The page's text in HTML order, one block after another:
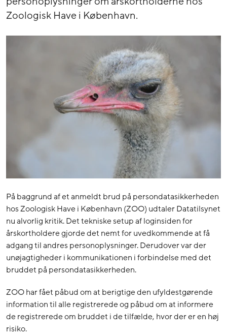
Zoologisk Have i København.
På baggrund af et anmeldt brud på persondatasikkerheden
hos Zoologisk Have i København (ZOO) udtaler Datatilsynet
nu alvorlig kritik. Det tekniske setup af loginsiden for
årskortholdere gjorde det nemt for uvedkommende at få
adgang til andres personoplysninger. Derudover var der
unøjagtigheder i kommunikationen i forbindelse med det
bruddet på persondatasikkerheden.
ZOO har fået påbud om at berigtige den ufyldestgørende
information til alle registrerede og påbud om at informere
de registrerede om bruddet i de tilfælde, hvor der er en høj
risiko.